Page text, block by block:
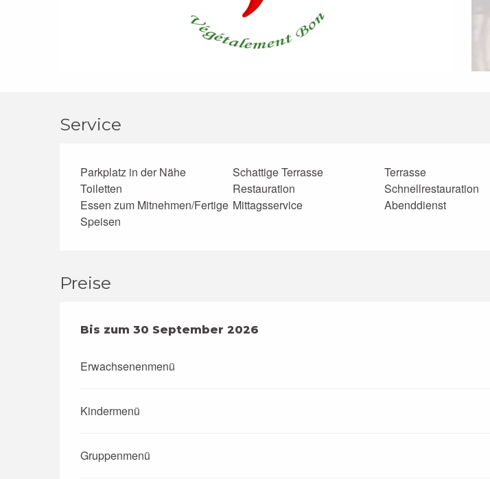
Service
Parkplatz in der Nähe Schattige Terrasse
Terrasse
Toiletten
Restauration
Schnellrestauration
Essen zum Mitnehmen/Fertige
Speisen
Mittagsservice Abenddienst
Preise
ab1 Juni 2026bis zum30 September 2026
Bis zum 30 September 2026
Erwachsenenmenü
Kindermenü
Gruppenmenü